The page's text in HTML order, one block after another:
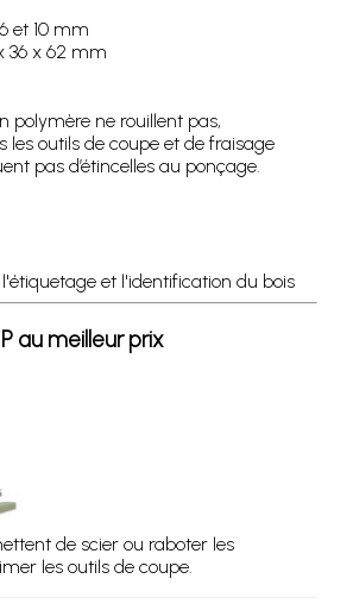
et 10 mm
36 x 62 mm
polymère ne rouillent pas,
les outils de coupe et de fraisage
pas d’étincelles au ponçage.
l'étiquetage et l'identification du bois
au meilleur prix
de scier ou raboter les
les outils de coupe.